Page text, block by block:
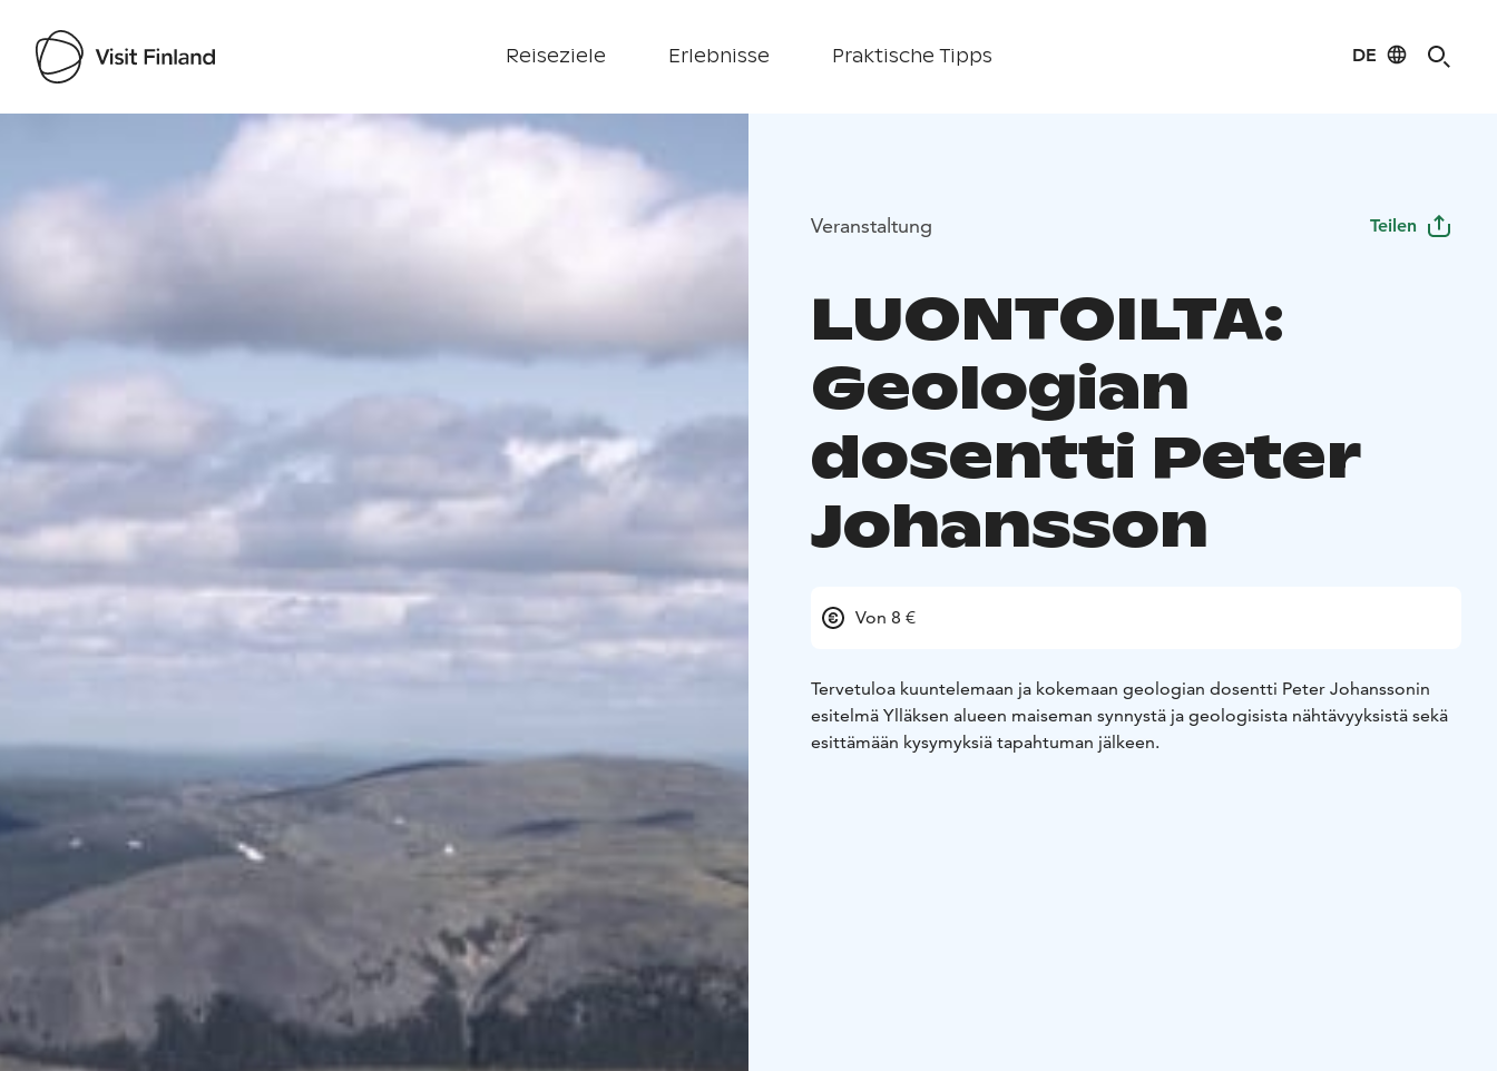
Reiseziele Erlebnisse Praktische Tipps DE
Visit Finland
Veranstaltung Teilen
LUONTOILTA:
Geologian
dosentti Peter
Johansson
Von 8 €
Tervetuloa kuuntelemaan ja kokemaan geologian dosentti Peter Johanssonin
esitelmä Ylläksen alueen maiseman synnystä ja geologisista nähtävyyksistä sekä
esittämään kysymyksiä tapahtuman jälkeen.